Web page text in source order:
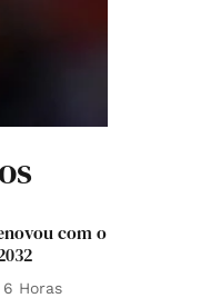
com o
6 Horas